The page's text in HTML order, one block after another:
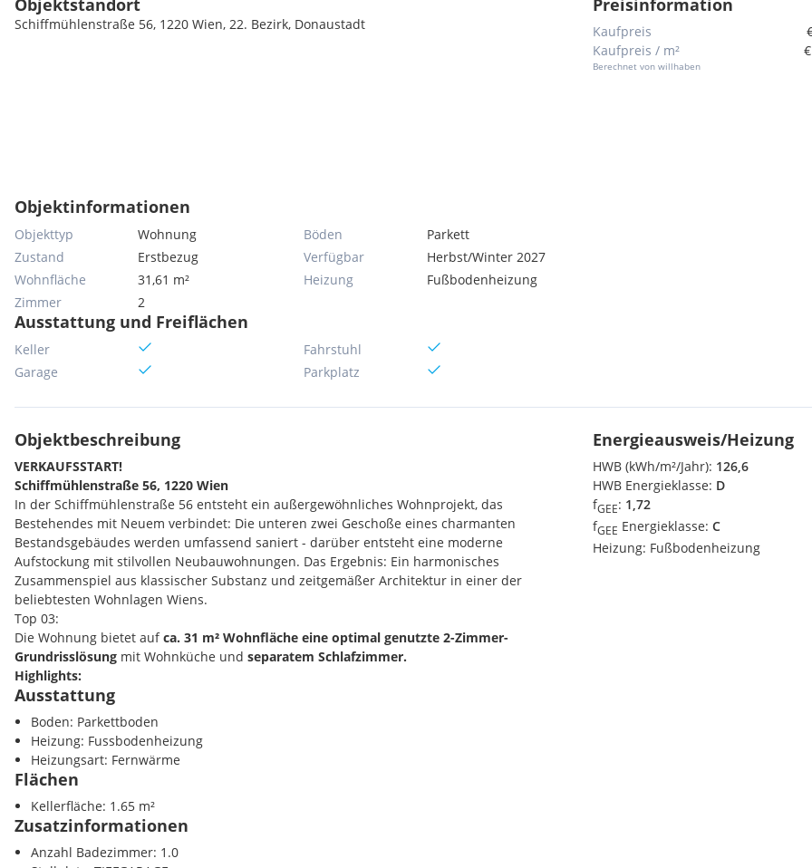
Objektstandort
Schiffmühlenstraße 56, 1220 Wien, 22. Bezirk, Donaustadt
Objektinformationen
Objekttyp
Wohnung
Zustand
Erstbezug
Wohnfläche
31,61 m²
Zimmer
2
Böden
Parkett
Verfügbar
Herbst/Winter 2027
Heizung
Fußbodenheizung
Ausstattung und Freiflächen
Keller
Garage
Fahrstuhl
Parkplatz
Preisinformation
Kaufpreis
Kaufpreis / m²
Berechnet von willhaben
Objektbeschreibung
VERKAUFSSTART!
Schiffmühlenstraße 56, 1220 Wien
In der Schiffmühlenstraße 56 entsteht ein außergewöhnliches Wohnprojekt, das
Bestehendes mit Neuem verbindet: Die unteren zwei Geschoße eines charmanten
Bestandsgebäudes werden umfassend saniert - darüber entsteht eine moderne
Aufstockung mit stilvollen Neubauwohnungen. Das Ergebnis: Ein harmonisches
Zusammenspiel aus klassischer Substanz und zeitgemäßer Architektur in einer der
beliebtesten Wohnlagen Wiens.
Top 03:
Die Wohnung bietet aufca. 31 m² Wohnfläche eine optimal genutzte 2-Zimmer-
Grundrisslösung mit Wohnküche und separatem Schlafzimmer.
Highlights:
Erstbezug nach umfassender Revitalisierung
Raumhöhe ca. 2,89 m
moderne Grundrissgestaltung
attraktive Wohnlage mit guter Infrastruktur
Die Ausstattung überzeugt mit edlen Parkettböden, modernen Bädern, großformatigem
Feinsteinzeug, Holz-Alu-Fenstern sowie elektrisch bedienbarem Sonnenschutz. Die
Beheizung erfolgt komfortabel mittels Fernwärme und Fußbodenheizung. Bei der Sanierung
wird auf geprüfte, schadstoffarme Materialien und eine qualitativ hochwertige Ausführung
geachtet.
Ausstattung
Boden: Parkettboden
Heizung: Fussbodenheizung
Heizungsart: Fernwärme
Flächen
Kellerfläche: 1.65 m²
Zusatzinformationen
Anzahl Badezimmer: 1.0
Energieausweis/Heizung
HWB (kWh/m²/Jahr): 126,6
HWB Energieklasse: D
fGEE: 1,72
fGEE Energieklasse: C
Heizung: Fußbodenheizung